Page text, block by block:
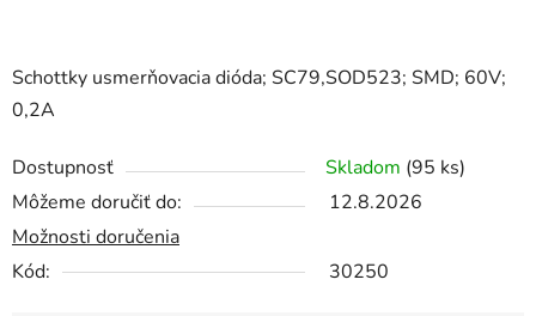
Schottky usmerňovacia dióda; SC79,SOD523; SMD; 60V;
0,2A
Dostupnosť Skladom (95 ks)
Môžeme doručiť do:
12.8.2026
Možnosti doručenia
Kód:
30250